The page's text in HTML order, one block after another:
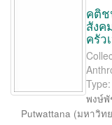
คติช
สัง
ครัว
พงษ์
Putwattana (มหาวิท